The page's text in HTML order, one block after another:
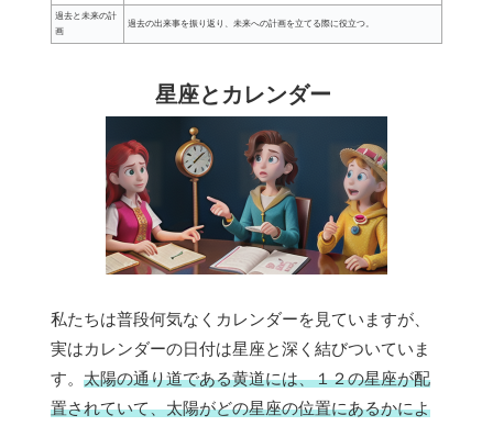
過去と未来の計
画
過去の出来事を振り返り、未来への計画を立てる際に役立つ。
星座とカレンダー
私たちは普段何気なくカレンダーを見ていますが、
実はカレンダーの日付は星座と深く結びついていま
す。 太陽の通り道である黄道には、１２の星座が配
置されていて、太陽がどの星座の位置にあるかによ